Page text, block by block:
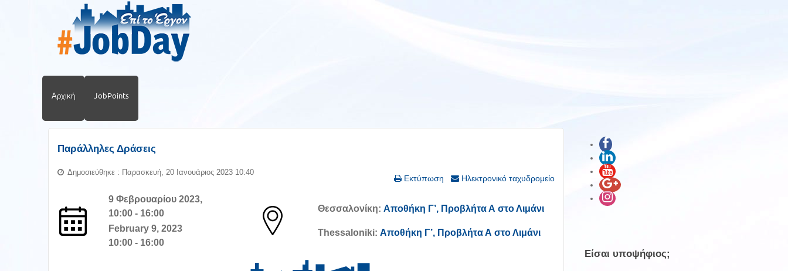
Αρχική JobPoints
Παράλληλες Δράσεις
Εκτύπωση Ηλεκτρονικό ταχυδρομείο
Δημοσιεύθηκε : Παρασκευή, 20 Ιανουάριος 2023 10:40
9 Φεβρουαρίου 2023,
10:00 - 16:00
February 9, 2023
10:00 - 16:00
Θεσσαλονίκη: Αποθήκη Γ’, Προβλήτα Α στο Λιμάνι
Thessaloniki: Αποθήκη Γ’, Προβλήτα Α στο Λιμάνι
Είσαι υποψήφιος;